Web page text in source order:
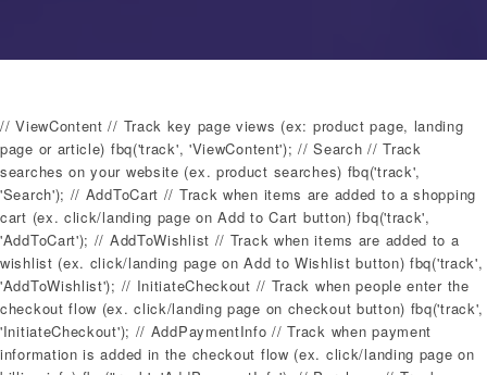
// ViewContent // Track key page views (ex: product page, landing
page or article) fbq('track', 'ViewContent'); // Search // Track
searches on your website (ex. product searches) fbq('track',
'Search'); // AddToCart // Track when items are added to a shopping
cart (ex. click/landing page on Add to Cart button) fbq('track',
'AddToCart'); // AddToWishlist // Track when items are added to a
wishlist (ex. click/landing page on Add to Wishlist button) fbq('track',
'AddToWishlist'); // InitiateCheckout // Track when people enter the
checkout flow (ex. click/landing page on checkout button) fbq('track',
'InitiateCheckout'); // AddPaymentInfo // Track when payment
information is added in the checkout flow (ex. click/landing page on